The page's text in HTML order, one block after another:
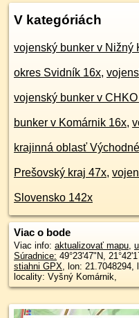
V kategóriách
vojenský bunker v Nižný
okres Svidník 16x,
vojenský bunker v
bunker v Komárnik 16x,
krajinná oblasť
Prešovský kraj 47x,
Slovensko 142x
Viac o bode
Viac info: aktualizovať mapu,
Súradnice: 49°23'47"N,
stiahni GPX, lon: 21.7048294,
locality: Vyšný Komárnik,